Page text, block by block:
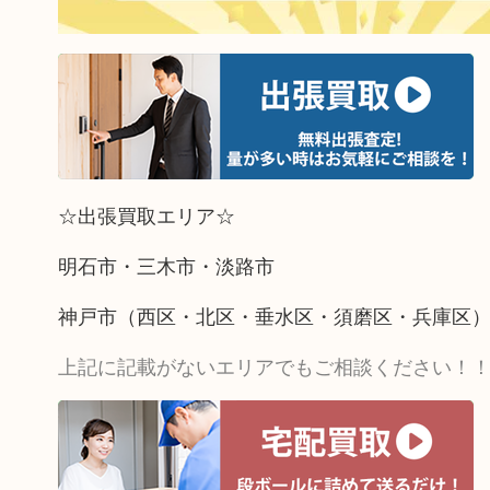
☆出張買取エリア☆
明石市・三木市・淡路市
神戸市（西区・北区・垂水区・須磨区・兵庫区）
上記に記載がないエリアでもご相談ください！！